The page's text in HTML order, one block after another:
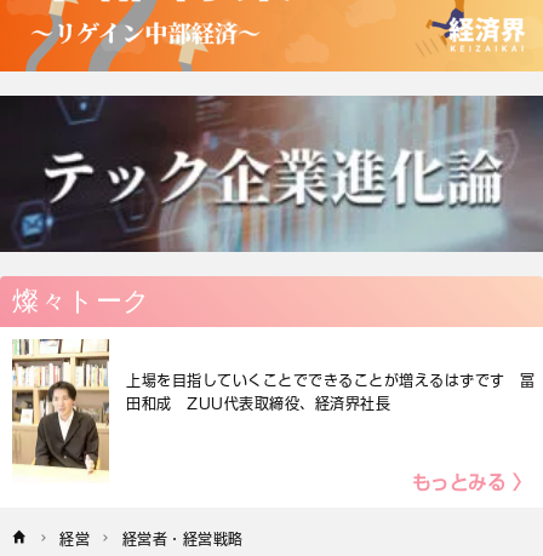
燦々トーク
上場を目指していくことでできることが増えるはずです 冨
田和成 ZUU代表取締役、経済界社長
もっとみる 〉
経営 経営者・経営戦略